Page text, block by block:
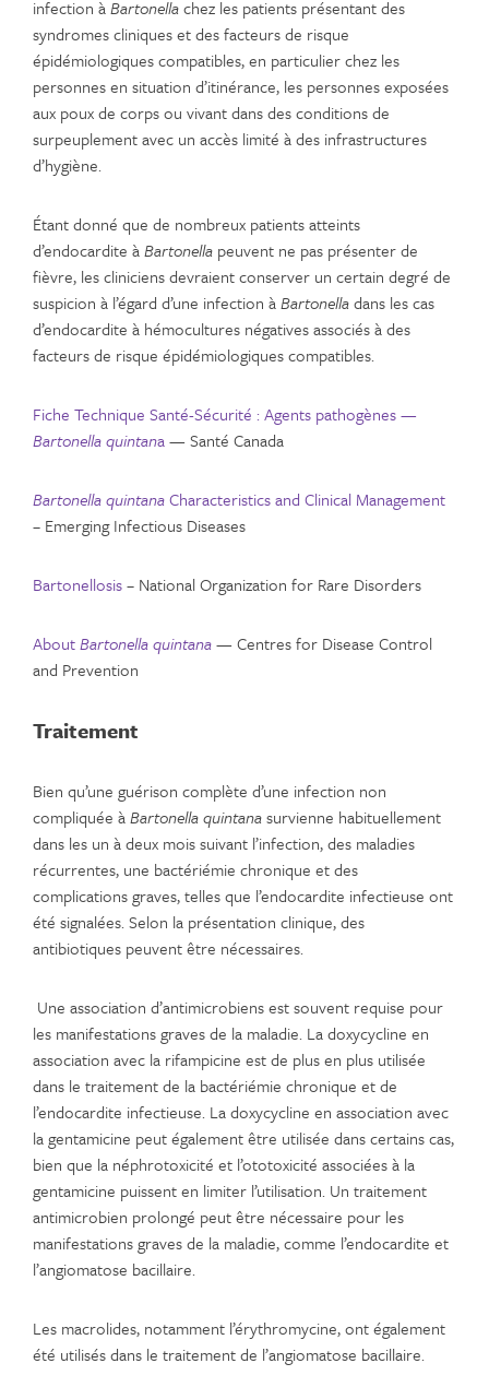
infection àBartonellachez les patients présentant des
syndromes cliniques et des facteurs de risque
épidémiologiques compatibles, en particulier chez les
personnes en situation d’itinérance, les personnes exposées
aux poux de corps ou vivant dans des conditions de
surpeuplement avec un accès limité à des infrastructures
d’hygiène.
Étant donné que de nombreux patients atteints
d’endocardite àBartonella peuvent ne pas présenter de
fièvre, les cliniciens devraient conserver un certain degré de
suspicion à l’égard d’une infection àBartonelladans les cas
d’endocardite à hémocultures négatives associés à des
facteurs de risque épidémiologiques compatibles.
Fiche Technique Santé-Sécurité : Agents pathogènes —
Bartonella quintana— Santé Canada
Bartonella quintanaCharacteristics and Clinical Management
– Emerging Infectious Diseases
Bartonellosis– National Organization for Rare Disorders
AboutBartonella quintana— Centres for Disease Control
and Prevention
Traitement
Bien qu’une guérison complète d’une infection non
compliquée àBartonella quintanasurvienne habituellement
dans les un à deux mois suivant l’infection, des maladies
récurrentes, une bactériémie chronique et des
complications graves, telles que l’endocardite infectieuse ont
été signalées. Selon la présentation clinique, des
antibiotiques peuvent être nécessaires.
Une association d’antimicrobiens est souvent requise pour
les manifestations graves de la maladie. La doxycycline en
association avec la rifampicine est de plus en plus utilisée
dans le traitement de la bactériémie chronique et de
l’endocardite infectieuse. La doxycycline en association avec
la gentamicine peut également être utilisée dans certains cas,
bien que la néphrotoxicité et l’ototoxicité associées à la
gentamicine puissent en limiter l’utilisation. Un traitement
antimicrobien prolongé peut être nécessaire pour les
manifestations graves de la maladie, comme l’endocardite et
l’angiomatose bacillaire.
Les macrolides, notamment l’érythromycine, ont également
été utilisés dans le traitement de l’angiomatose bacillaire.